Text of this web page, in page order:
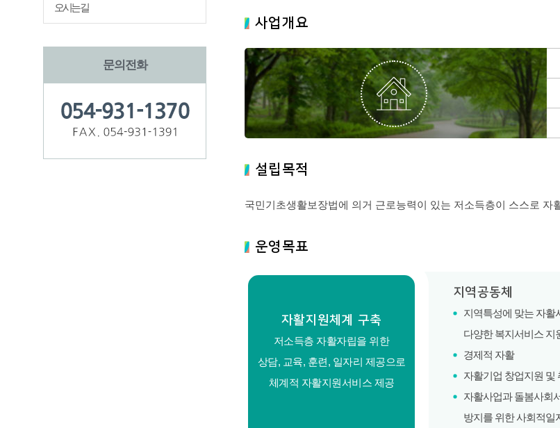
오시는 길
문의전화
사업개요
설립목적
국민기초생활보장법에 의거 근로능력이 있는 저소득층이 스스로
운영목표
자활지원체계 구축
저소득층 자활자립을 위한
상담, 교육, 훈련, 일자리 제공으로
체계적 자활지원서비스 제공
지역공동체
지역특성에 맞는 자활
다양한 복지서비스 지
경제적 자활
자활기업 창업지원 및
자활사업과 돌봄사회
방지를 위한 사회적일